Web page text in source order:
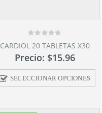
out
of
5
CARDIOL 20 TABLETAS X30
Precio: $15.96
SELECCIONAR OPCIONES